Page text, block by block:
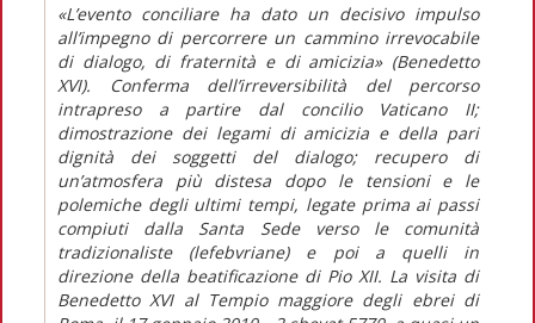
«L’evento conciliare ha dato un decisivo impulso
all’impegno di percorrere un cammino irrevocabile
di dialogo, di fraternità e di amicizia» (Benedetto
XVI). Conferma dell’irreversibilità del percorso
intrapreso a partire dal concilio Vaticano II;
dimostrazione dei legami di amicizia e della pari
dignità dei soggetti del dialogo; recupero di
un’atmosfera più distesa dopo le tensioni e le
polemiche degli ultimi tempi, legate prima ai passi
compiuti dalla Santa Sede verso le comunità
tradizionaliste (lefebvriane) e poi a quelli in
direzione della beatificazione di Pio XII. La visita di
Benedetto XVI al Tempio maggiore degli ebrei di